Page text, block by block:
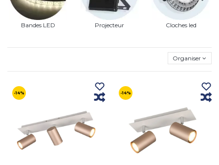
Bandes LED Projecteur Cloches led
Organiser
-14% -14%